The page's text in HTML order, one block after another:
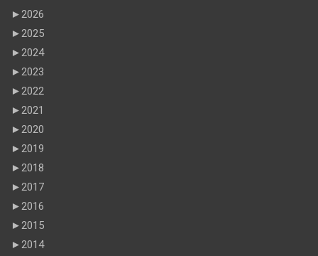
►2026
►2025
►2024
►2023
►2022
►2021
►2020
►2019
►2018
►2017
►2016
►2015
►2014